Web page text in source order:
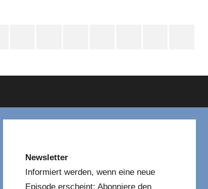
Newsletter
Informiert werden, wenn eine neue
Episode erscheint: Abonniere den